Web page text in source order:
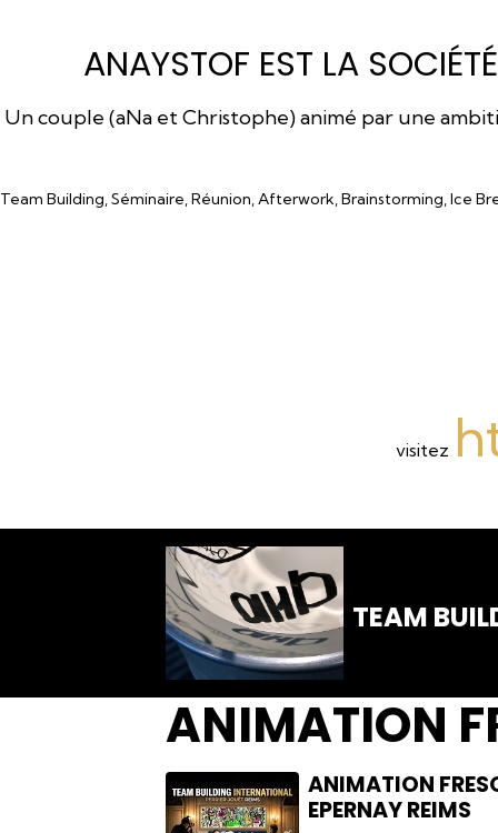
ANAYSTOF EST LA
Un couple (aNa et Christophe) animé par une
Team Building, Séminaire, Réunion, Afterwork, Brainstorming, Ice
visitez
TEAM
ANIMATION
ANIMATION
EPERNAY REIMS